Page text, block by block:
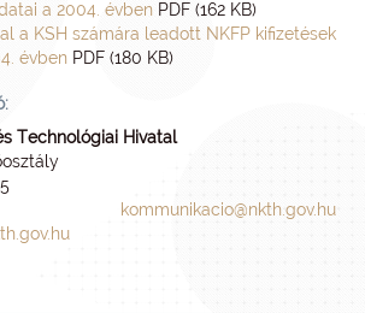
a 2004. évben PDF (162 KB)
a KSH számára leadott NKFP kifizetések
évben PDF (180 KB)
Technológiai Hivatal
kommunikacio@nkth.gov.hu